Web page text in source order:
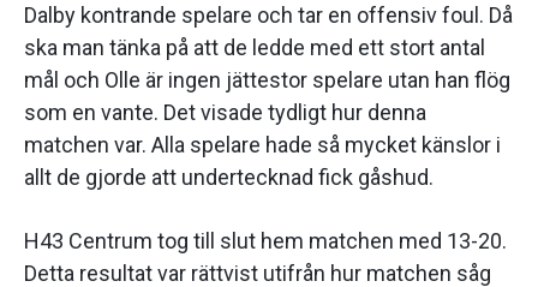
Dalby kontrande spelare och tar en offensiv foul. Då
ska man tänka på att de ledde med ett stort antal
mål och Olle är ingen jättestor spelare utan han flög
som en vante. Det visade tydligt hur denna
matchen var. Alla spelare hade så mycket känslor i
allt de gjorde att undertecknad fick gåshud.
H43 Centrum tog till slut hem matchen med 13-20.
Detta resultat var rättvist utifrån hur matchen såg